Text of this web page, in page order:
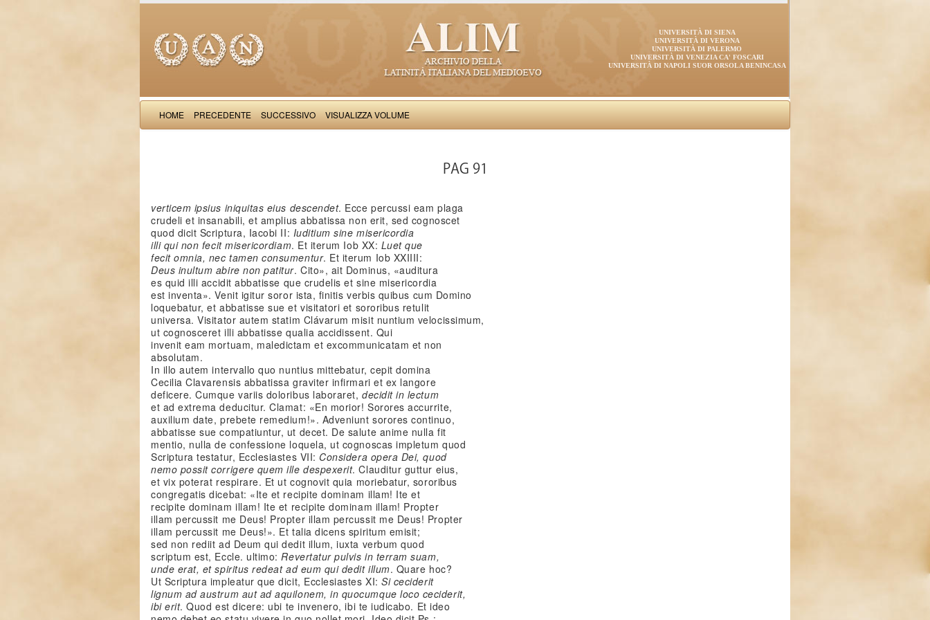
UNIVERSITÀ DI SIENA
UNIVERSITÀ DI VERONA
UNIVERSITÀ DI PALERMO
UNIVERSITÀ DI VENEZIA CA' FOSCARI
UNIVERSITÀ DI NAPOLI SUOR ORSOLA BENINCASA
HOME PRECEDENTE SUCCESSIVO VISUALIZZA VOLUME
PAG 91
verticem ipsius iniquitas eius descendet. Ecce percussi eam plaga
crudeli et insanabili, et amplius abbatissa non erit, sed cognoscet
quod dicit Scriptura, Iacobi II: Iuditium sine misericordia
illi qui non fecit misericordiam. Et iterum Iob XX: Luet que
fecit omnia, nec tamen consumentur. Et iterum Iob XXIIII:
Deus inultum abire non patitur. Cito», ait Dominus, «auditura
es quid illi accidit abbatisse que crudelis et sine misericordia
est inventa». Venit igitur soror ista, finitis verbis quibus cum Domino
loquebatur, et abbatisse sue et visitatori et sororibus retulit
universa. Visitator autem statim Clávarum misit nuntium velocissimum,
ut cognosceret illi abbatisse qualia accidissent. Qui
invenit eam mortuam, maledictam et excommunicatam et non
absolutam.
In illo autem intervallo quo nuntius mittebatur, cepit domina
Cecilia Clavarensis abbatissa graviter infirmari et ex langore
deficere. Cumque variis doloribus laboraret, decidit in lectum
et ad extrema deducitur. Clamat: «En morior! Sorores accurrite,
auxilium date, prebete remedium!». Adveniunt sorores continuo,
abbatisse sue compatiuntur, ut decet. De salute anime nulla fit
mentio, nulla de confessione loquela, ut cognoscas impletum quod
Scriptura testatur, Ecclesiastes VII: Considera opera Dei, quod
nemo possit corrigere quem ille despexerit. Clauditur guttur eius,
et vix poterat respirare. Et ut cognovit quia moriebatur, sororibus
congregatis dicebat: «Ite et recipite dominam illam! Ite et
recipite dominam illam! Ite et recipite dominam illam! Propter
illam percussit me Deus! Propter illam percussit me Deus! Propter
illam percussit me Deus!». Et talia dicens spiritum emisit;
sed non rediit ad Deum qui dedit illum, iuxta verbum quod
scriptum est, Eccle. ultimo:Revertatur pulvis in terram suam,
unde erat, et spiritus redeat ad eum qui dedit illum. Quare hoc?
Ut Scriptura impleatur que dicit, Ecclesiastes XI:Si ceciderit
lignum ad austrum aut ad aquilonem, in quocumque loco ceciderit,
ibi erit. Quod est dicere: ubi te invenero, ibi te iudicabo. Et ideo